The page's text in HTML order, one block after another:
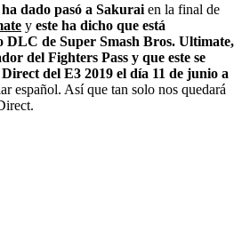
dado pasó a Sakurai en la final de
y este ha dicho que está
de Super Smash Bros. Ultimate,
del Fighters Pass y que este se
del E3 2019 el día 11 de junio a
español. Así que tan solo nos quedará